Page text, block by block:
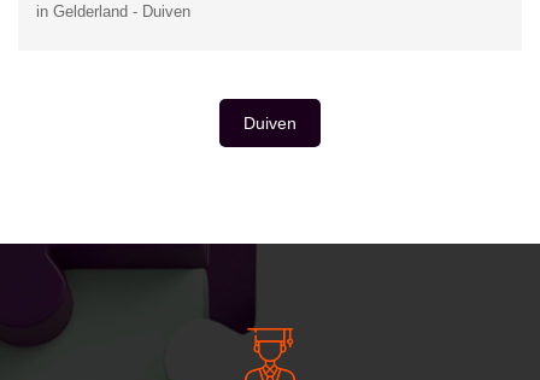
in Gelderland - Duiven
Duiven
INSIDE INFORMATIE